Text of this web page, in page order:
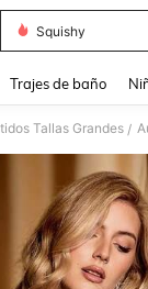
Squishy
Trajes de baño
Tallas Grandes /